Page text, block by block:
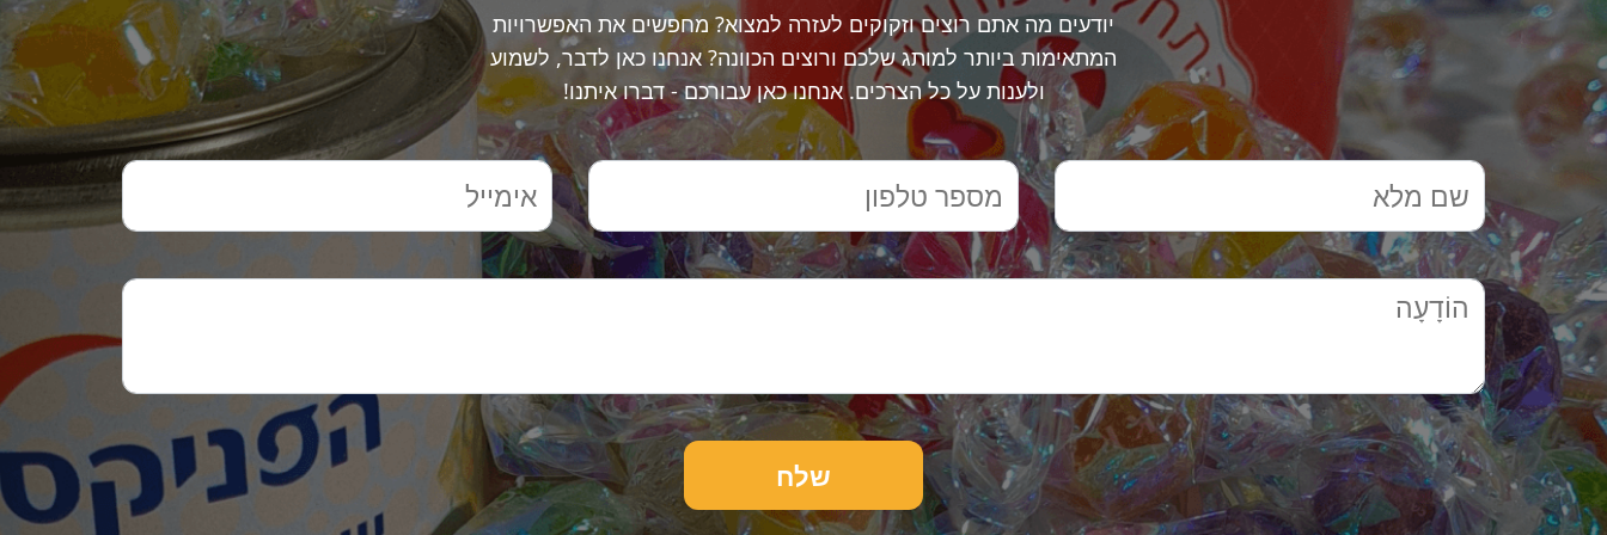
יודעים מה אתם רוצים וזקוקים לעזרה למצוא? מחפשים את האפשרויות
המתאימות ביותר למותג שלכם ורוצים הכוונה? אנחנו כאן לדבר, לשמוע
ולענות על כל הצרכים. אנחנו כאן עבורכם - דברו איתנו!